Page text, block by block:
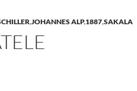
,JOHANNES ALP,1887,SAKALA